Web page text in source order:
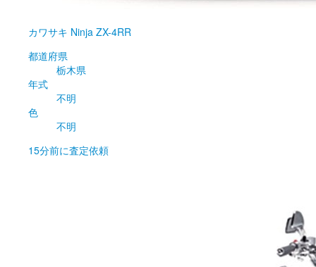
カワサキ Ninja ZX-4RR
都道府県
栃木県
年式
不明
色
不明
15分前に査定依頼